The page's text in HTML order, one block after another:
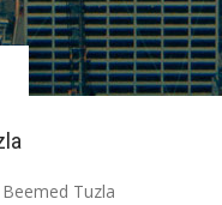
Tuzla